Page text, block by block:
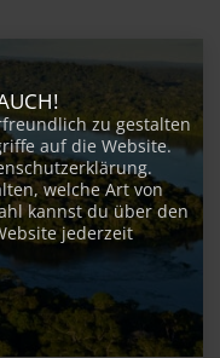
zu gestalten
auf die Website.
welche Art von
kannst du über den
jederzeit